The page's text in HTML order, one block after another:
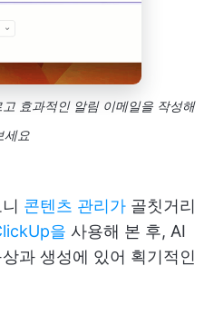
효과적인 알림 이메일을 작성해
세요
콘텐츠 관리가 골칫거리
을 사용해 본 후, AI
과 생성에 있어 획기적인